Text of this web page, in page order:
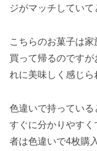
ジがマッチしてい
こちらのお菓子は
買って帰るのです
れに美味しく感じら
色違いで持ってい
すぐに分かりやす
者は色違いで4枚購